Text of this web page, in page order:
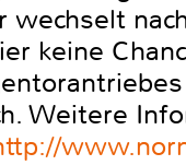
wechselt
keine
Weitere